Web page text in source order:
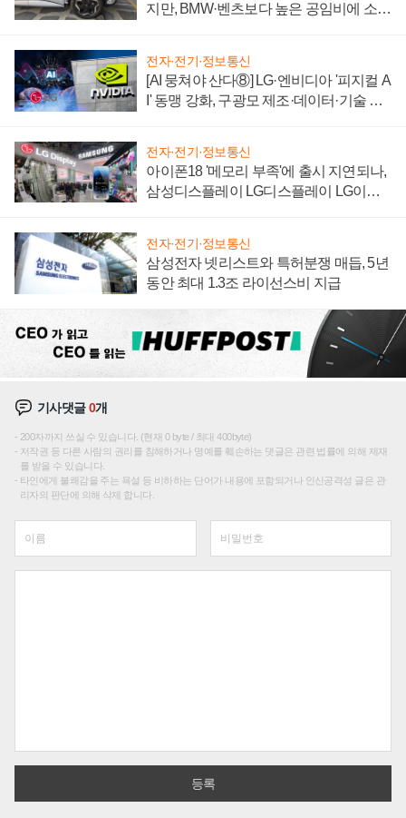
지만, BMW·벤츠보다 높은 공임비에 소비
전자·전기·정보통신
[AI 뭉쳐야 산다⑧] LG·엔비디아 '피지컬 A
I' 동맹 강화, 구광모 제조·데이터·기술 결
전자·전기·정보통신
아이폰18 '메모리 부족'에 출시 지연되나,
삼성디스플레이 LG디스플레이 LG이노
전자·전기·정보통신
삼성전자 넷리스트와 특허분쟁 매듭, 5년
동안 최대 1.3조 라이선스비 지급
기사댓글0개
200자까지 쓰실 수 있습니다. (현재 0 byte / 최대 400byte)
저작권 등 다른 사람의 권리를 침해하거나 명예를 훼손하는 댓글은 관련 법률에 의해 제재
를 받을 수 있습니다.
타인에게 불쾌감을 주는 욕설 등 비하하는 단어가 내용에 포함되거나 인신공격성 글은 관
리자의 판단에 의해 삭제 합니다.